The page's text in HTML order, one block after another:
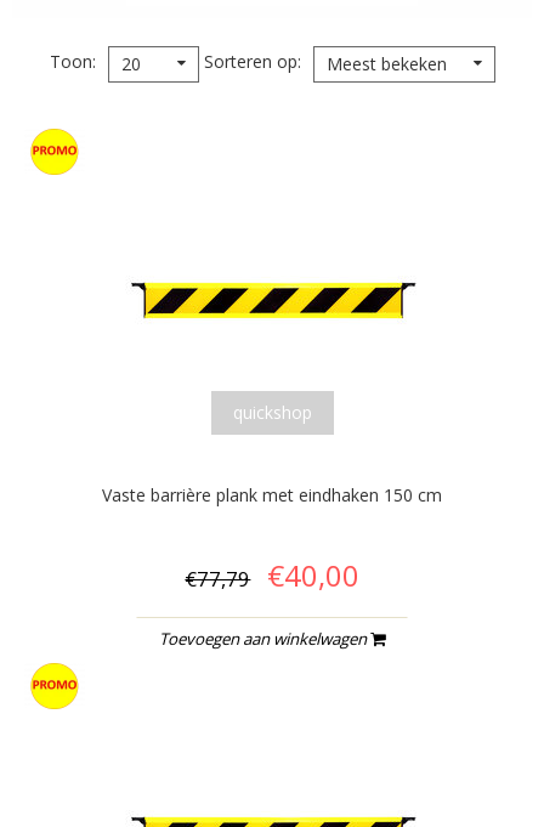
Toon 20 Sorteren op Meest bekeken
quickshop
Vaste barrière plank met eindhaken 150 cm
€77,79 €40,00
Toevoegen aan winkelwagen